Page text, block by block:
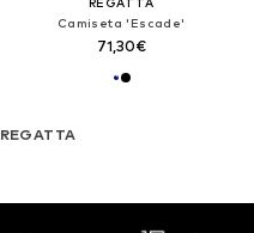
REGATTA
Camiseta 'Escade'
71,30€
REGATTA